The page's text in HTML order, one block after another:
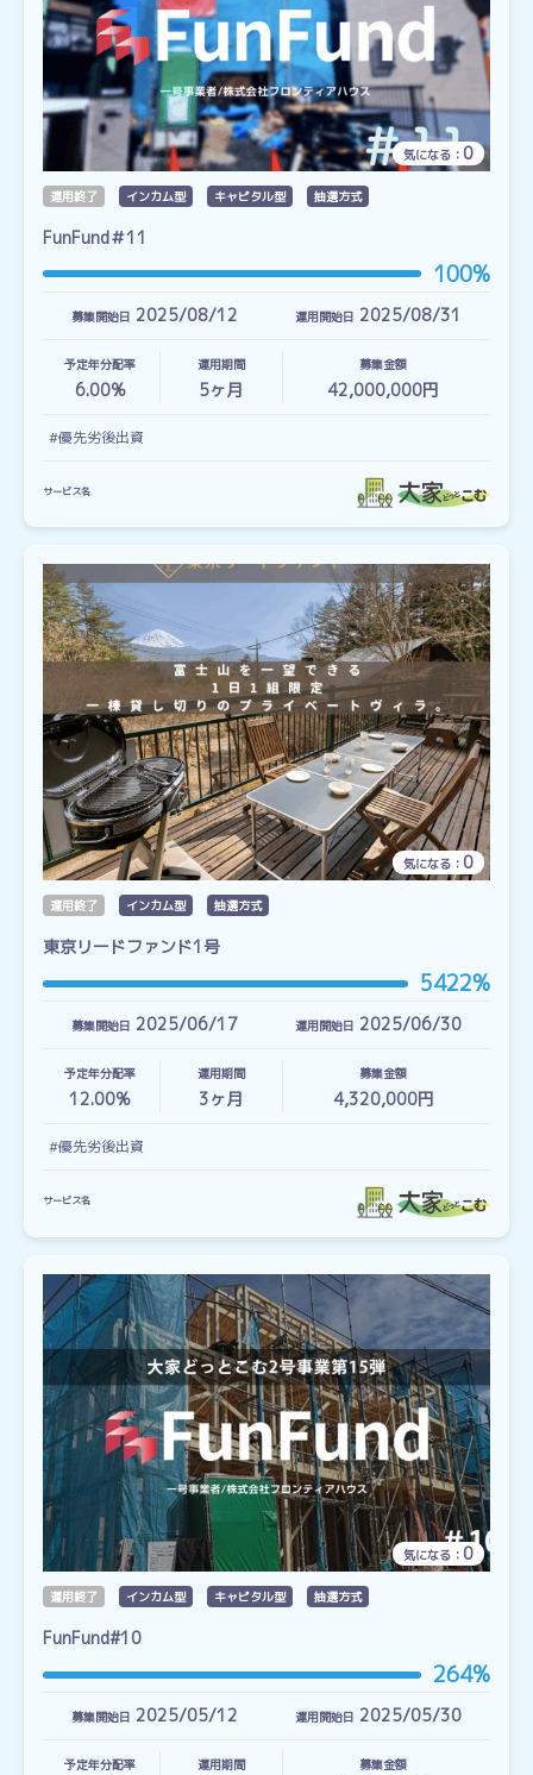
気になる： 0
運用終了 インカム型 キャピタル型 抽選方式
FunFund＃11
100%
募集開始日 2025/08/12 運用開始日 2025/08/31
予定年分配率
6.00%
運用期間
5ヶ月
募集金額
42,000,000円
#優先劣後出資
サービス名
気になる： 0
運用終了 インカム型 抽選方式
東京リードファンド1号
5422%
募集開始日 2025/06/17 運用開始日 2025/06/30
予定年分配率
12.00%
運用期間
3ヶ月
募集金額
4,320,000円
#優先劣後出資
サービス名
気になる： 0
運用終了 インカム型 キャピタル型 抽選方式
FunFund#10
264%
募集開始日 2025/05/12 運用開始日 2025/05/30
予定年分配率 運用期間 募集金額